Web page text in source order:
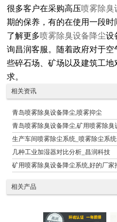
很多客户在采购高压喷雾除臭
期的保养，有的在使用一段时
了解更多喷雾除臭设备降尘设
询昌润客服。随着政府对于
些碎石场、矿场以及建筑工
求。
相关资讯
青岛喷雾除臭设备降尘,喷雾抑尘
青岛喷雾除臭设备降尘,矿用喷雾除臭
生产车间喷雾除尘系统_喷雾除尘系统
几种工业加湿器对比分析_昌润科技
矿用喷雾除臭设备降尘系统,好的厂家
相关产品